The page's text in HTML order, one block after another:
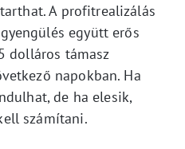
A profitrealizálás
együtt erős
dolláros támasz
napokban. Ha
de ha elesik,
számítani.